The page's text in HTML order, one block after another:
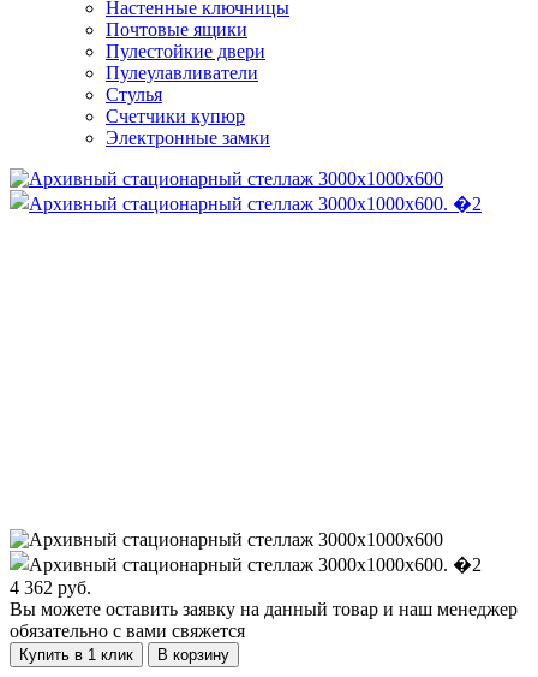
Настенные ключницы
Почтовые ящики
Пулестойкие двери
Пулеулавливатели
Стулья
Счетчики купюр
Электронные замки
4 362 руб.
Вы можете оставить заявку на данный товар и наш менеджер
обязательно с вами свяжется
Купить в 1 клик В корзину